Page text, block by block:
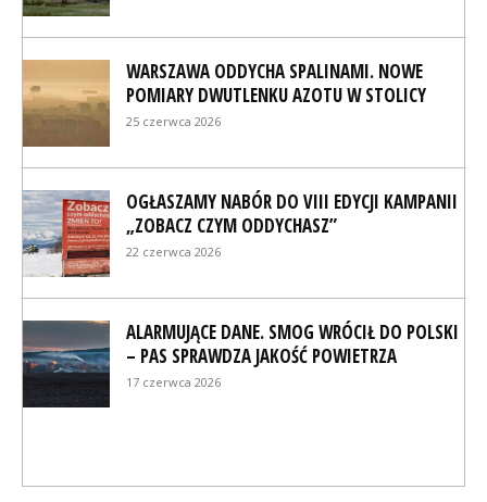
WARSZAWA ODDYCHA SPALINAMI. NOWE
POMIARY DWUTLENKU AZOTU W STOLICY
25 czerwca 2026
OGŁASZAMY NABÓR DO VIII EDYCJI KAMPANII
„ZOBACZ CZYM ODDYCHASZ”
22 czerwca 2026
ALARMUJĄCE DANE. SMOG WRÓCIŁ DO POLSKI
– PAS SPRAWDZA JAKOŚĆ POWIETRZA
17 czerwca 2026